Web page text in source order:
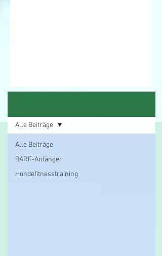
Alle Beiträge
BARF-Anfänger
Hundefitnesstraining
Alle Beiträge